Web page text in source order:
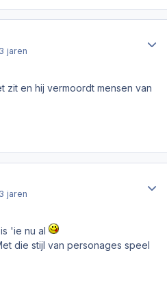
jaren
zit en hij vermoordt mensen van
jaren
'ie nu al
die stijl van personages speel